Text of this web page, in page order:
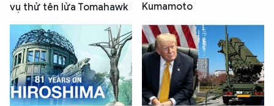
vụ thử tên lửa Tomahawk
Kumamoto